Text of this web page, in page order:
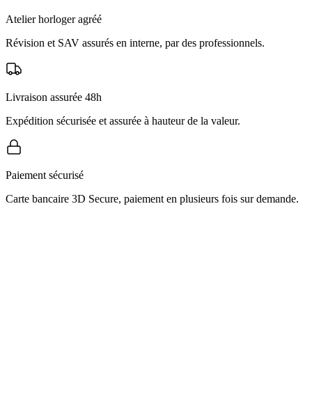
Atelier horloger agréé
Révision et SAV assurés en interne, par des professionnels.
Livraison assurée 48h
Expédition sécurisée et assurée à hauteur de la valeur.
Paiement sécurisé
Carte bancaire 3D Secure, paiement en plusieurs fois sur demande.